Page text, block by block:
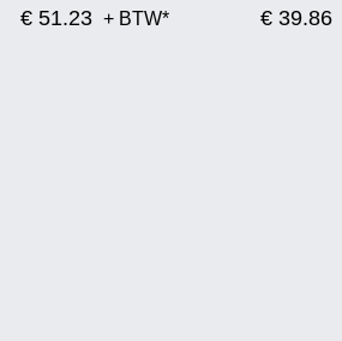
€ 51.23 + BTW* € 39.86